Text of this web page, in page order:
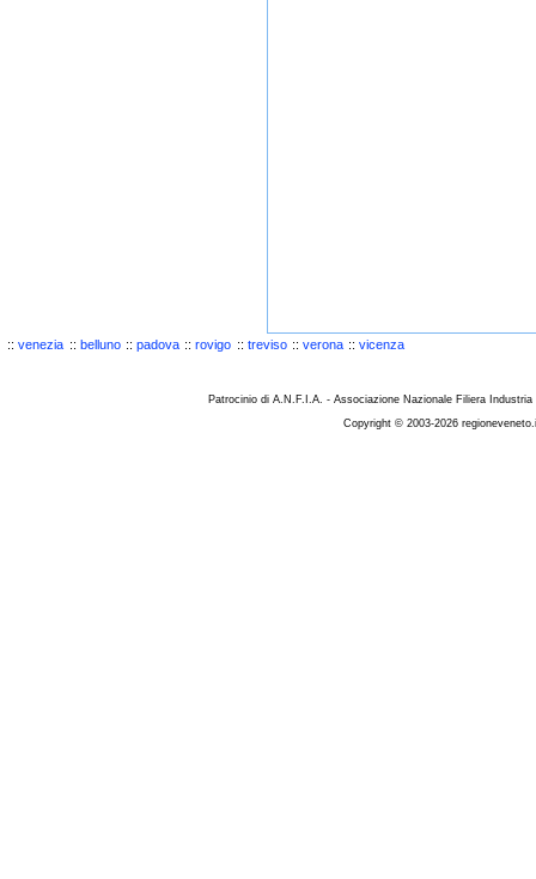
:: venezia :: belluno :: padova :: rovigo :: treviso :: verona :: vicenza
Patrocinio di A.N.F.I.A. - Associazione Nazionale Filiera
Copyright © 2003-2026